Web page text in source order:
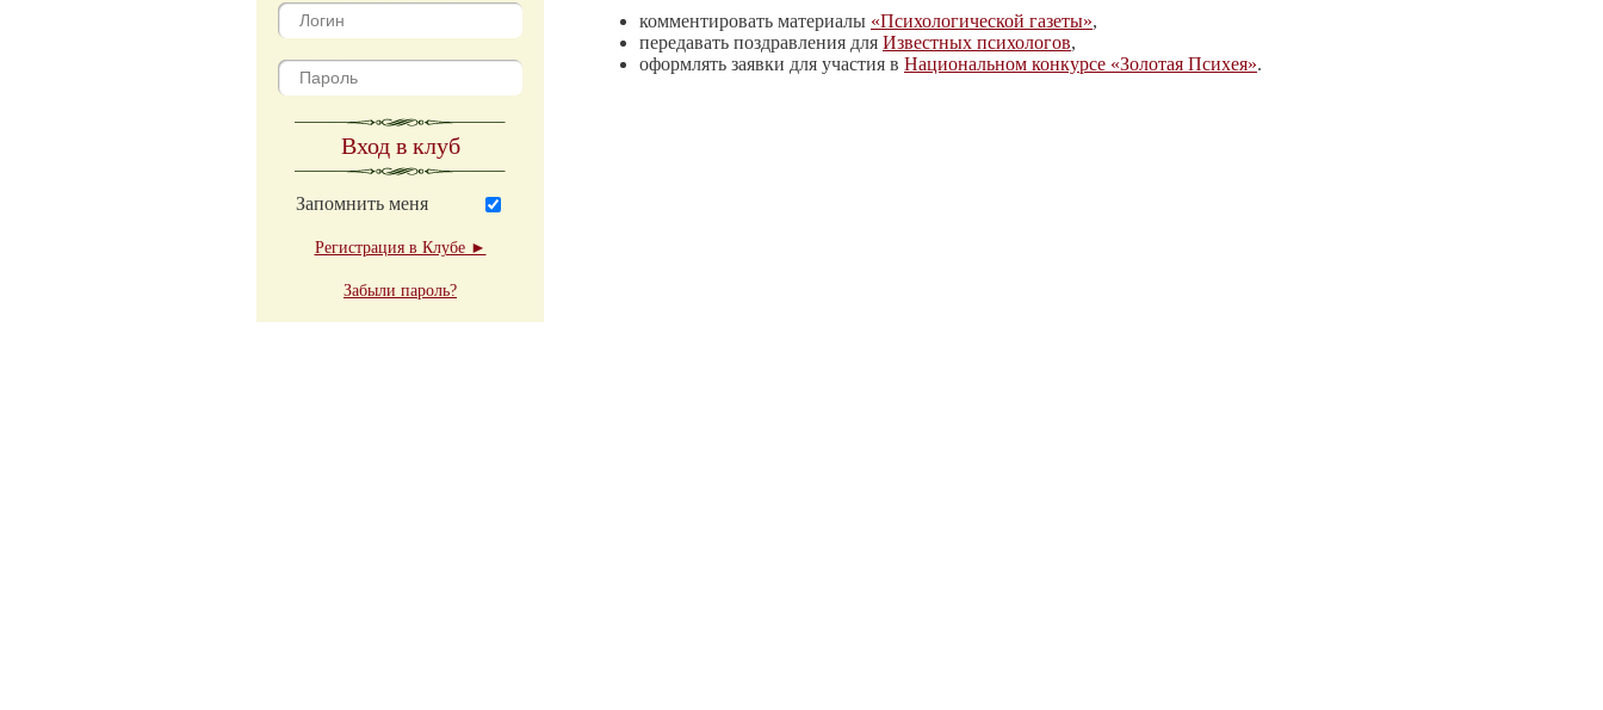
Вход в клуб
Запомнить меня
Регистрация в Клубе ►
Забыли пароль?
комментировать материалы «Психологической газеты»,
передавать поздравления для Известных психологов,
оформлять заявки для участия в Национальном конкурсе «Золотая Психея».